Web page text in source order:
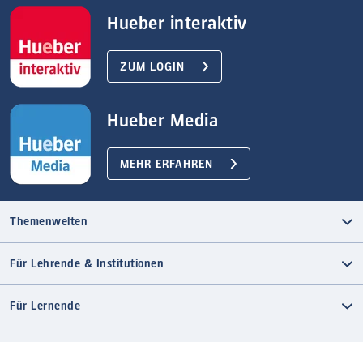
Hueber interaktiv
ZUM LOGIN
Hueber Media
MEHR ERFAHREN
Themenwelten
Für Lehrende & Institutionen
Für Lernende